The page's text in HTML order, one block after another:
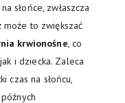
słońce, zwłaszcza
to zwiększać
krwionośne , co
i dziecka. Zaleca
czas na słońcu,